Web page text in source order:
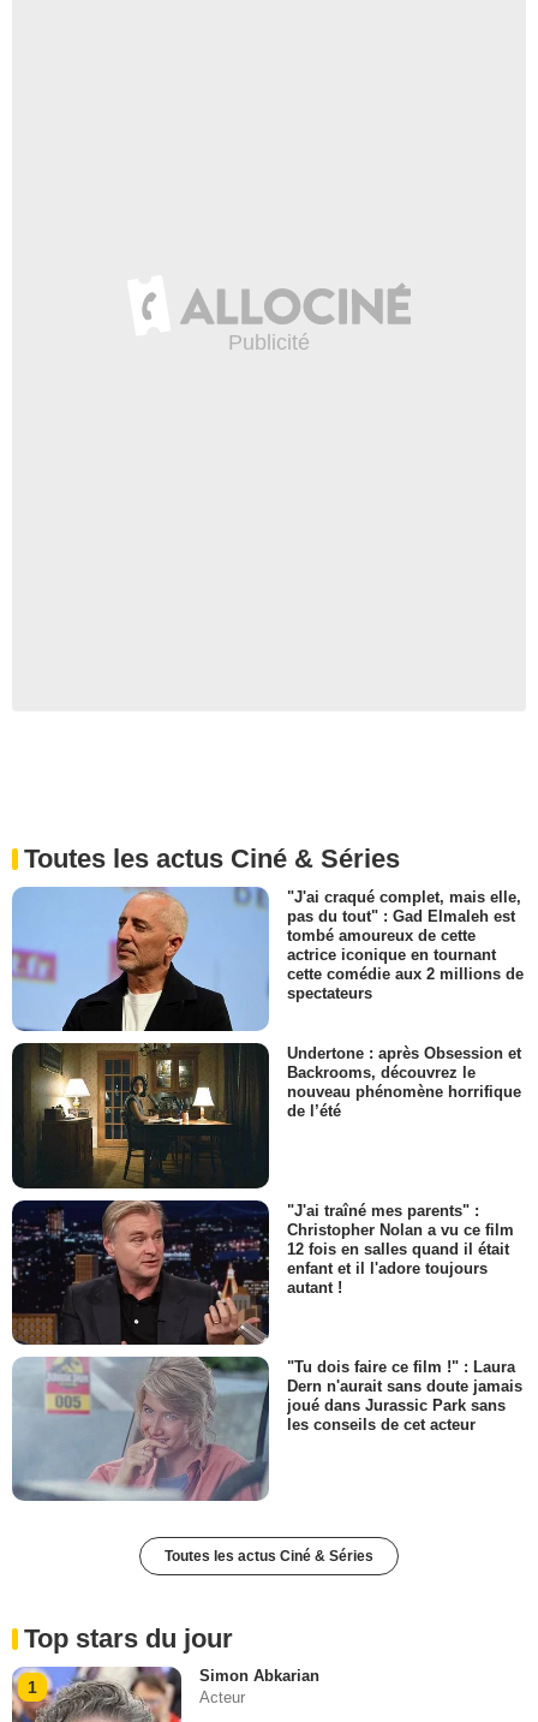
Toutes les actus Ciné & Séries
"J'ai craqué complet, mais elle,
pas du tout" : Gad Elmaleh est
tombé amoureux de cette
actrice iconique en tournant
cette comédie aux 2 millions de
spectateurs
Undertone : après Obsession et
Backrooms, découvrez le
nouveau phénomène horrifique
de l’été
"J'ai traîné mes parents" :
Christopher Nolan a vu ce film
12 fois en salles quand il était
enfant et il l'adore toujours
autant !
"Tu dois faire ce film !" : Laura
Dern n'aurait sans doute jamais
joué dans Jurassic Park sans
les conseils de cet acteur
Toutes les actus Ciné & Séries
Top stars du jour
1
Simon Abkarian
Acteur